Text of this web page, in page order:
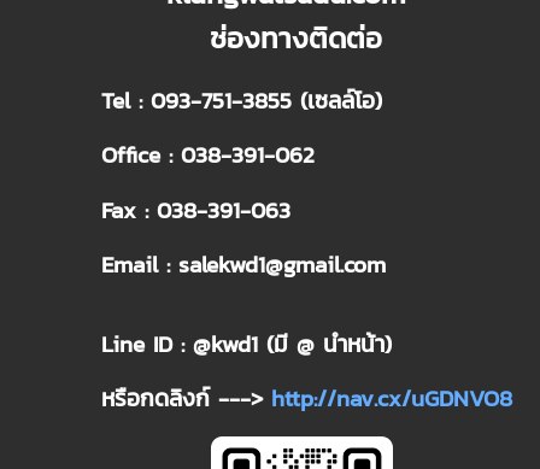
ช่องทางติดต่อ
Tel : 093-751-3855 (เซลล์โอ)
Office : 038-391-062
Fax : 038-391-063
Email : salekwd1@gmail.com
Line ID : @kwd1 (มี @ นำหน้า)
หรือกดลิงก์ ---> http://nav.cx/uGDNVO8